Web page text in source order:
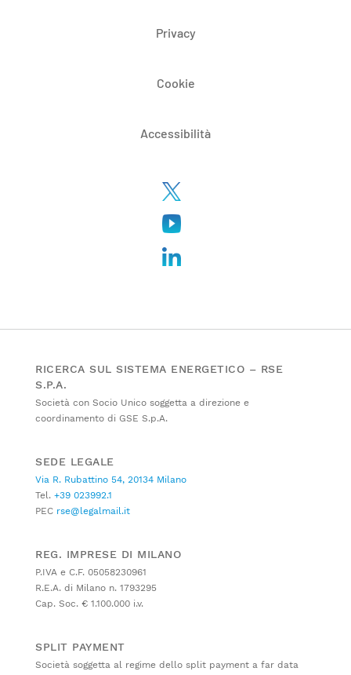
Privacy
Cookie
Accessibilità
RICERCA SUL SISTEMA ENERGETICO – RSE
S.P.A.
Società con Socio Unico soggetta a direzione e
coordinamento di GSE S.p.A.
SEDE LEGALE
Via R. Rubattino 54, 20134 Milano
Tel. +39 023992.1
PEC rse@legalmail.it
REG. IMPRESE DI MILANO
P.IVA e C.F. 05058230961
R.E.A. di Milano n. 1793295
Cap. Soc. € 1.100.000 i.v.
SPLIT PAYMENT
Società soggetta al regime dello split payment a far data